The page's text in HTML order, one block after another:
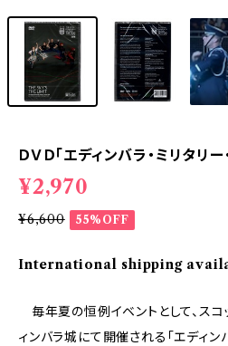
ＤＶＤ「エディンバラ・ミリタリ
¥2,970
¥6,600 55%OFF
International shipping
毎年夏の恒例イベントとして、ス
ィンバラ城にて開催される「エディン